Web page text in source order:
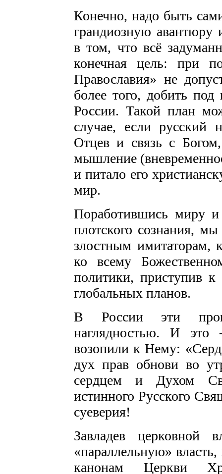
Конечно, надо быть
грандиозную авантюру
в том, что всё
конечная цель: при
Православия» не
более того, добить
России. Такой план
случае, если русский
Отцев и связь с
мышление
и питало его
мир.
Поработившись миру и
плотского сознания,
злостным имитаторам,
ко всему
политики, приступив
глобальных планов.
В России эти
наглядностью. И
возопили к Нему:
дух прав обнови во
сердцем и Духом
истинного Русского
суеверия!
Завладев церковной
«параллельную»
канонам Церкви